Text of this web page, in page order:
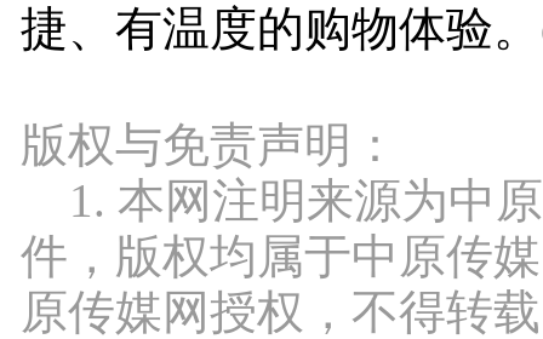
捷、有温度的购物体验
版权与免责声明：
1. 本网注明来源为中
件，版权均属于中原传
原传媒网授权，不得转